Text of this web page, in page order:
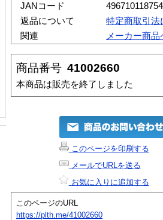
JANコード
返品について
特定商取引法
関連
メーカー商品
商品番号 41002660
本商品は販売を終了しました
このページを印刷する
メールでURLを送る
お気に入りに追加する
このページのURL
https://plth.me/41002660